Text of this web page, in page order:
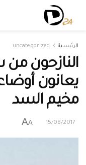
الرئيسية uncategorized
النازحون من
يعانون
مخيم السد
15/08/2017
A
A